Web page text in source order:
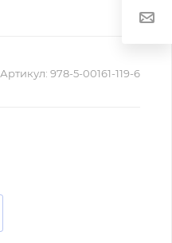
Артикул: 978-5-00161-119-6